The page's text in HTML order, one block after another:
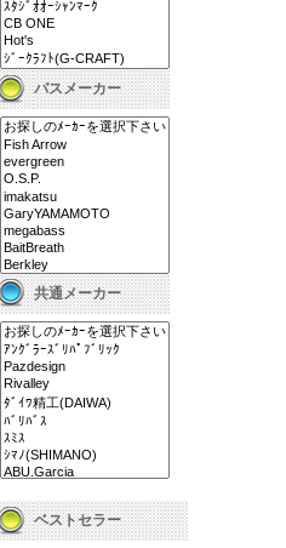
バスメーカー
共通メーカー
ベストセラー